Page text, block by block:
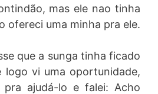
mas ele nao tinha
ofereci uma minha pra ele.
que a sunga tinha ficado
logo vi uma oportunidade,
ajudá-lo e falei: Acho